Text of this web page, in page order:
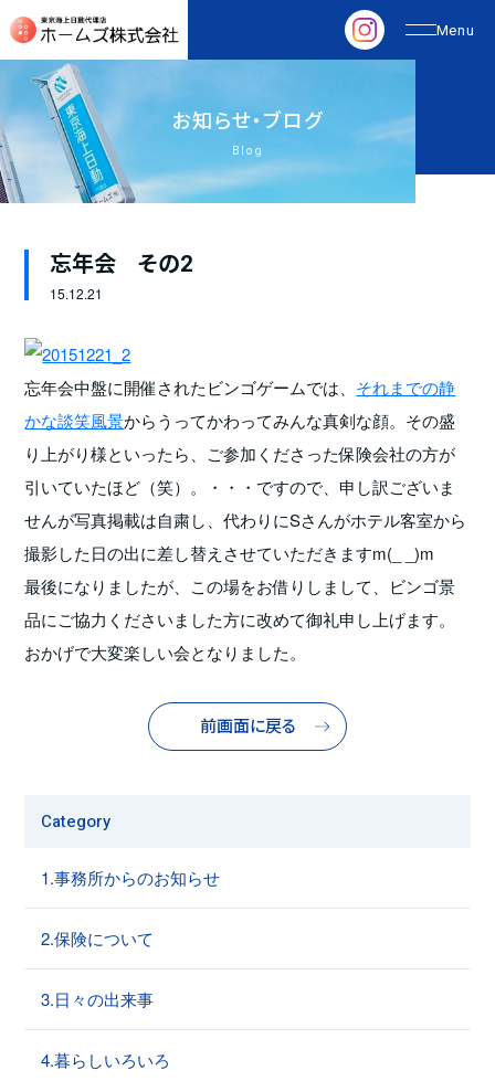
お知らせ・ブログ
Blog
忘年会 その2
15.12.21
忘年会中盤に開催されたビンゴゲームでは、 それまでの静
かな談笑風景からうってかわってみんな真剣な顔。その盛
り上がり様といったら、ご参加くださった保険会社の方が
引いていたほど（笑）。・・・ですので、申し訳ございま
せんが写真掲載は自粛し、代わりにSさんがホテル客室から
撮影した日の出に差し替えさせていただきますm(_ _)m
最後になりましたが、この場をお借りしまして、ビンゴ景
品にご協力くださいました方に改めて御礼申し上げます。
おかげで大変楽しい会となりました。
前画面に戻る
Category
1.事務所からのお知らせ
2.保険について
3.日々の出来事
4.暮らしいろいろ